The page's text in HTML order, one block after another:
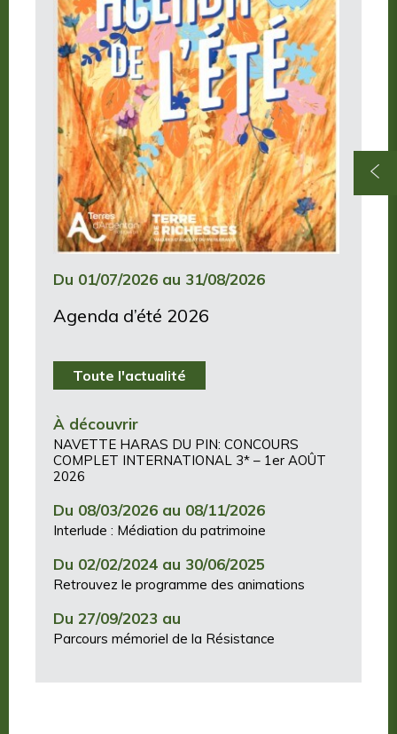
Du 01/07/2026 au 31/08/2026
Agenda d’été 2026
Toute l'actualité
À découvrir
NAVETTE HARAS DU PIN: CONCOURS
COMPLET INTERNATIONAL 3* – 1er AOÛT
2026
Du 08/03/2026 au 08/11/2026
Interlude : Médiation du patrimoine
Du 02/02/2024 au 30/06/2025
Retrouvez le programme des animations
Du 27/09/2023 au
Parcours mémoriel de la Résistance